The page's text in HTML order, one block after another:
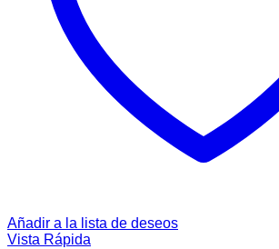
Añadir a la lista de deseos
Vista Rápida